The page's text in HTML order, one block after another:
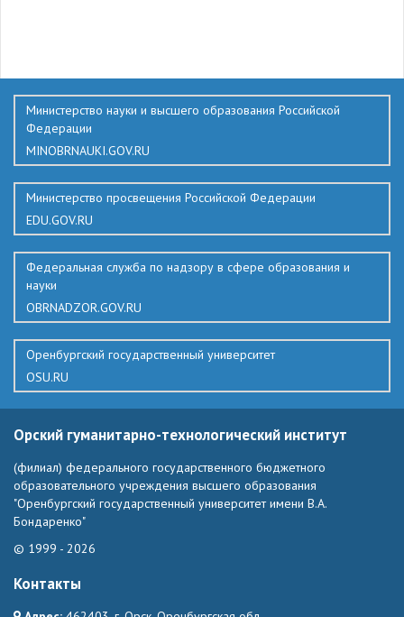
Министерство науки и высшего образования Российской
Федерации
MINOBRNAUKI.GOV.RU
Министерство просвещения Российской Федерации
EDU.GOV.RU
Федеральная служба по надзору в сфере образования и
науки
OBRNADZOR.GOV.RU
Оренбургский государственный университет
OSU.RU
Орский гуманитарно-технологический институт
(филиал) федерального государственного бюджетного
образовательного учреждения высшего образования
"Оренбургский государственный университет имени В.А.
Бондаренко"
© 1999 - 2026
Контакты